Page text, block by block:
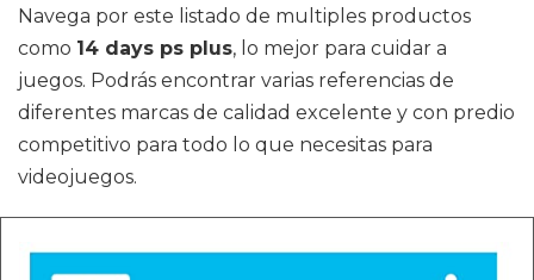
Navega por este listado de multiples productos
como 14 days ps plus, lo mejor para cuidar a
juegos. Podrás encontrar varias referencias de
diferentes marcas de calidad excelente y con predio
competitivo para todo lo que necesitas para
videojuegos.